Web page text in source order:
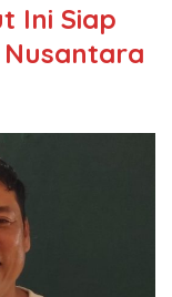
Ini Siap